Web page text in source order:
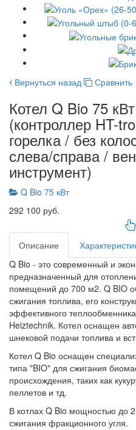
Вернуться назад
Сравнить
Котел Q Bio 75
(контроллер HT-
горелка / без
слева/справа /
инструмент)
Q Bio 75 кВт
292 100 руб.
Описание
Q Bio - это современный и
предназначенный для
помещений до 700 м2. Q BIO
сжигания топлива, его
эффективного
Heiztechnik. Котел оснащен
шнековой подачи топлива и
Котел Q Bio оснащен
типа "BIO" для сжигания
происхождения, таких как
пеллетов и тд.
В котлах Q Bio мощностью до
сжигания фракционного угля.